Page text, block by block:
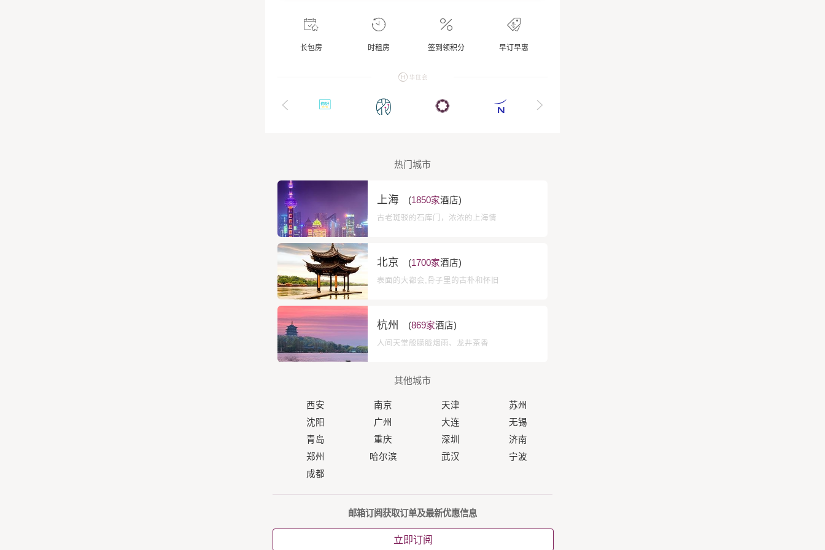
长包房 时租房 签到领积分 早订早惠
热门城市
上海 (1850家酒店)
古老斑驳的石库门，浓浓的上海情
北京 (1700家酒店)
表面的大都会,骨子里的古朴和怀旧
杭州 (869家酒店)
人间天堂般朦胧烟雨、龙井茶香
其他城市
西安 南京 天津
苏州
沈阳
广州 大连
无锡
青岛
重庆 深圳
济南
郑州
哈尔滨 武汉
宁波
成都
邮箱订阅获取订单及最新优惠信息
立即订阅